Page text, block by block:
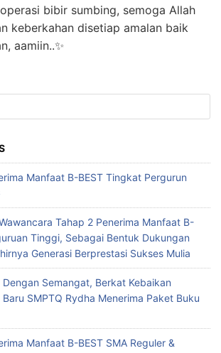
bibir sumbing, semoga Allah
keberkahan disetiap amalan baik
aamiin..✨
Manfaat B-BEST Tingkat Pergurun
Tahap 2 Penerima Manfaat B-
Tinggi, Sebagai Bentuk Dukungan
Generasi Berprestasi Sukses Mulia
Dengan Semangat, Berkat Kebaikan
SMPTQ Rydha Menerima Paket Buku
Manfaat B-BEST SMA Reguler &